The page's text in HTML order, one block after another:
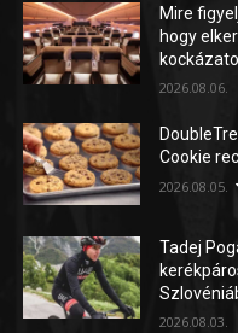
Mire
hogy
2026.08.06.
Cookie
2026.08.05.
Tadej
2026.08.03.